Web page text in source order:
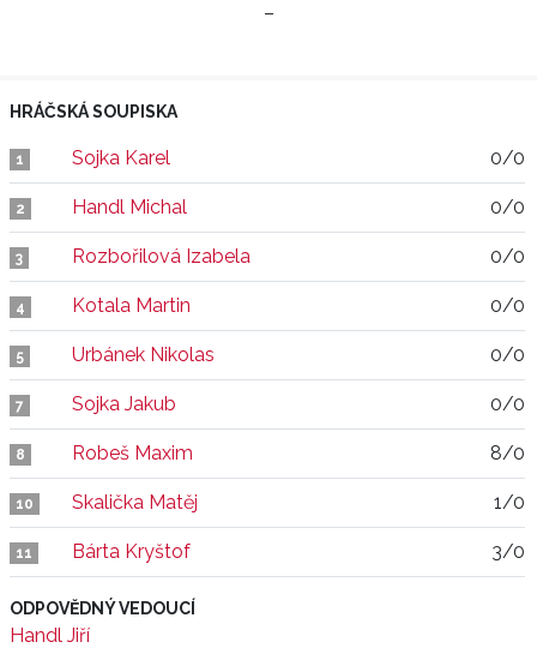
–
HRÁČSKÁ SOUPISKA
1 Sojka Karel 0/0
2 Handl Michal 0/0
3 Rozbořilová Izabela 0/0
4 Kotala Martin 0/0
5 Urbánek Nikolas 0/0
7 Sojka Jakub 0/0
8 Robeš Maxim 8/0
10 Skalička Matěj 1/0
11 Bárta Kryštof 3/0
ODPOVĚDNÝ VEDOUCÍ
Handl Jiří